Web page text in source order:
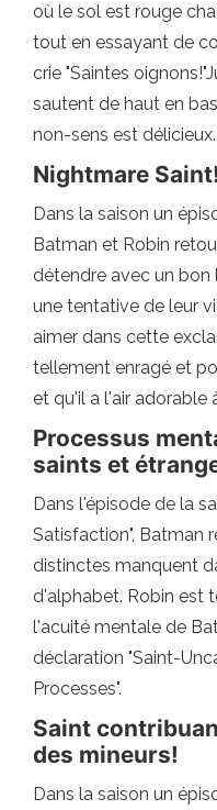
où le sol est rouge
tout en essayant de
crie "Saintes
sautent de haut en
non-sens est délicieux.
Nightmare Saint!
Dans la saison un
Batman et Robin
détendre avec un bon
une tentative de leur
aimer dans cette
tellement enragé et
et qu'il a l'air adorable
Processus
saints et
Dans l'épisode de la
Satisfaction", Batman
distinctes manquent
d'alphabet. Robin est
l'acuité mentale de
déclaration "Saint-
Processes".
Saint
des mineurs!
Dans la saison un